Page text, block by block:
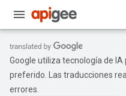
Google utiliza tecnología de
preferido. Las traducciones
errores.